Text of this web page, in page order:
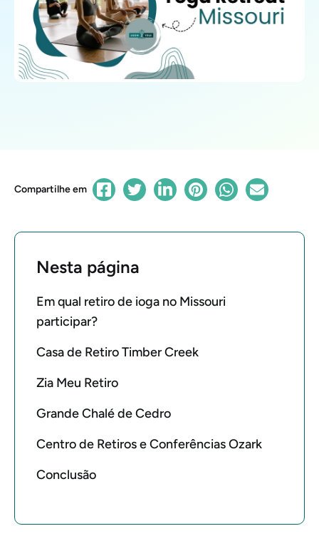
Compartilhe em
Nesta página
Em qual retiro de ioga no Missouri
participar?
Casa de Retiro Timber Creek
Zia Meu Retiro
Grande Chalé de Cedro
Centro de Retiros e Conferências Ozark
Conclusão